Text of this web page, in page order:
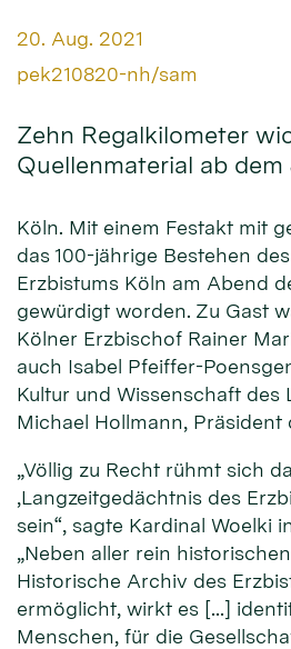
Datum:
20. Aug. 2021
Von:
pek210820-nh/sam
Zehn Regalkilometer
Quellenmaterial ab
Köln. Mit einem Festakt mit
das 100-jährige Bestehen
Erzbistums Köln am Abend
gewürdigt worden. Zu Gast
Kölner Erzbischof Rainer
auch Isabel Pfeiffer-
Kultur und Wissenschaft des
Michael Hollmann, Präsident
„Völlig zu Recht rühmt sich
‚Langzeitgedächtnis des
sein“, sagte Kardinal Woelki
„Neben aller rein
Historische Archiv des
ermöglicht, wirkt es […]
Menschen, für die